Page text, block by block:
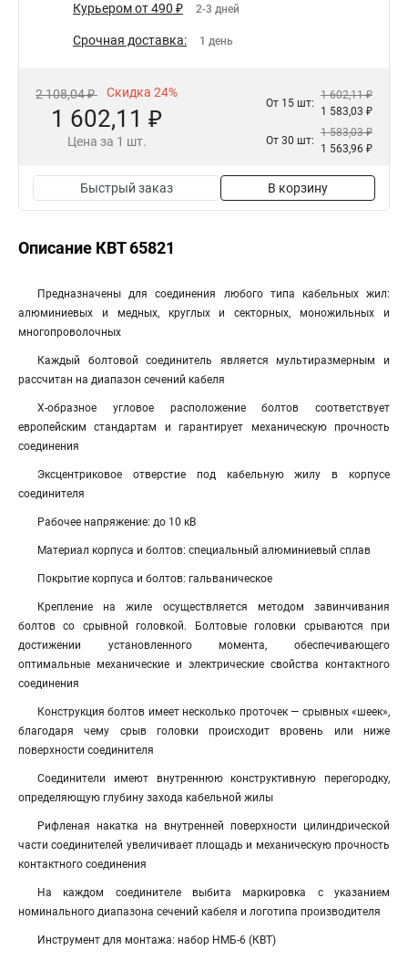
Курьером от 490 ₽ 2-3 дней
Срочная доставка: 1 день
2 108,04 ₽ Скидка 24%
1 602,11 ₽
Цена за 1 шт.
От 15 шт:
1 602,11 ₽
1 583,03 ₽
От 30 шт:
1 583,03 ₽
1 563,96 ₽
Быстрый заказ В корзину
Описание КВТ 65821
Предназначены для соединения любого типа кабельных жил:
алюминиевых и медных, круглых и секторных, моножильных и
многопроволочных
Каждый болтовой соединитель является мультиразмерным и
рассчитан на диапазон сечений кабеля
Х-образное угловое расположение болтов соответствует
европейским стандартам и гарантирует механическую прочность
соединения
Эксцентриковое отверстие под кабельную жилу в корпусе
соединителя
Рабочее напряжение: до 10 кВ
Материал корпуса и болтов: специальный алюминиевый сплав
Покрытие корпуса и болтов: гальваническое
Крепление на жиле осуществляется методом завинчивания
болтов со срывной головкой. Болтовые головки срываются при
достижении установленного момента, обеспечивающего
оптимальные механические и электрические свойства контактного
соединения
Конструкция болтов имеет несколько проточек — срывных «шеек»,
благодаря чему срыв головки происходит вровень или ниже
поверхности соединителя
Соединители имеют внутреннюю конструктивную перегородку,
определяющую глубину захода кабельной жилы
Рифленая накатка на внутренней поверхности цилиндрической
части соединителей увеличивает площадь и механическую прочность
контактного соединения
На каждом соединителе выбита маркировка с указанием
номинального диапазона сечений кабеля и логотипа производителя
Инструмент для монтажа: набор НМБ-6 (КВТ)